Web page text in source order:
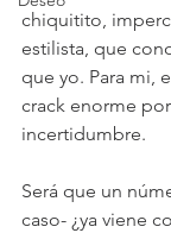
chiquitito,
estilista, que
que yo. Para mi,
crack enorme
incertidumbre.
Será que un
caso- ¿ya viene